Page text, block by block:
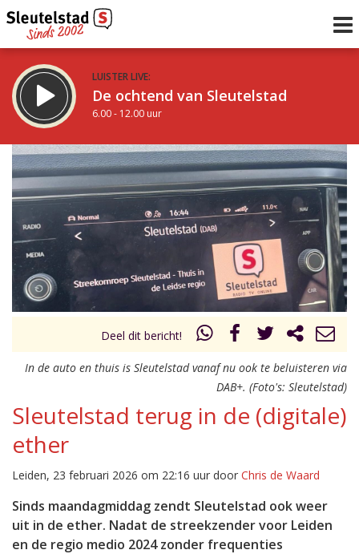
LUISTER LIVE:
De ochtend van Sleutelstad
6.00 - 12.00 uur
STRAKS:
De middag van Sleutelstad
12.00 - 18.00 uur
Vorig uur
uur 1 van 0 Volgend uur
Deel dit bericht!
In de auto en thuis is Sleutelstad vanaf nu ook te beluisteren via
DAB+. (Foto's: Sleutelstad)
Sleutelstad terug in de (digitale)
ether
Leiden, 23 februari 2026 om 22:16 uur door Chris de Waard
Sinds maandagmiddag zendt Sleutelstad ook weer
uit in de ether. Nadat de streekzender voor Leiden
en de regio medio 2024 zonder frequenties